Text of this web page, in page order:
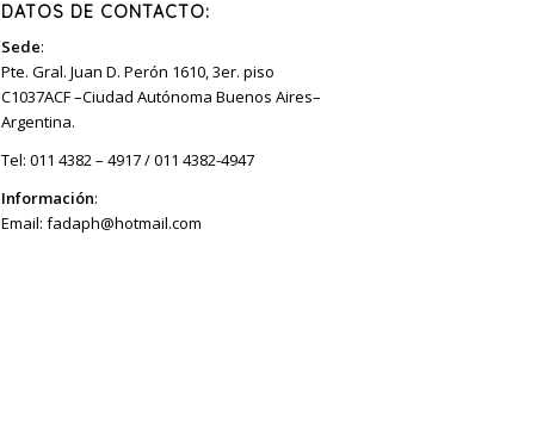
DATOS DE CONTACTO:
Sede:
Pte. Gral. Juan D. Perón 1610, 3er. piso
C1037ACF –Ciudad Autónoma Buenos Aires–
Argentina.
Tel: 011 4382 – 4917 / 011 4382-4947
Información:
Email: fadaph@hotmail.com